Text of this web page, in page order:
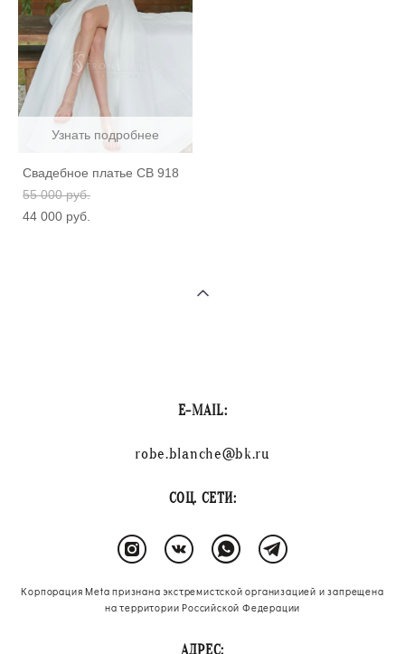
Узнать подробнее
Свадебное платье СВ 918
55 000 pуб.
44 000 pуб.
E-MAIL:
robe.blanche@bk.ru
СОЦ. СЕТИ:
Корпорация Meta признана экстремистской организацией и запрещена
на территории Российской Федерации
АДРЕС: